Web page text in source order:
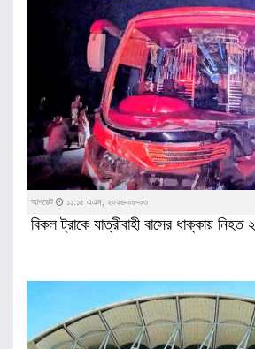
আপডেট ১১:১৫ এএম, ২০২৬-০৮-০৩
বিকল ট্রাকে যাত্রীবাহী বাসের ধাক্কায় নিহত ২